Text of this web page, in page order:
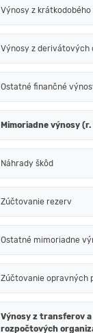
Výnosy z
Výnosy z derivátových
Ostatné finančné
Mimoriadne výnosy (r.
Náhrady škôd
Zúčtovanie rezerv
Ostatné mimoriadne
Zúčtovanie opravných
Výnosy z transferov
rozpočtových